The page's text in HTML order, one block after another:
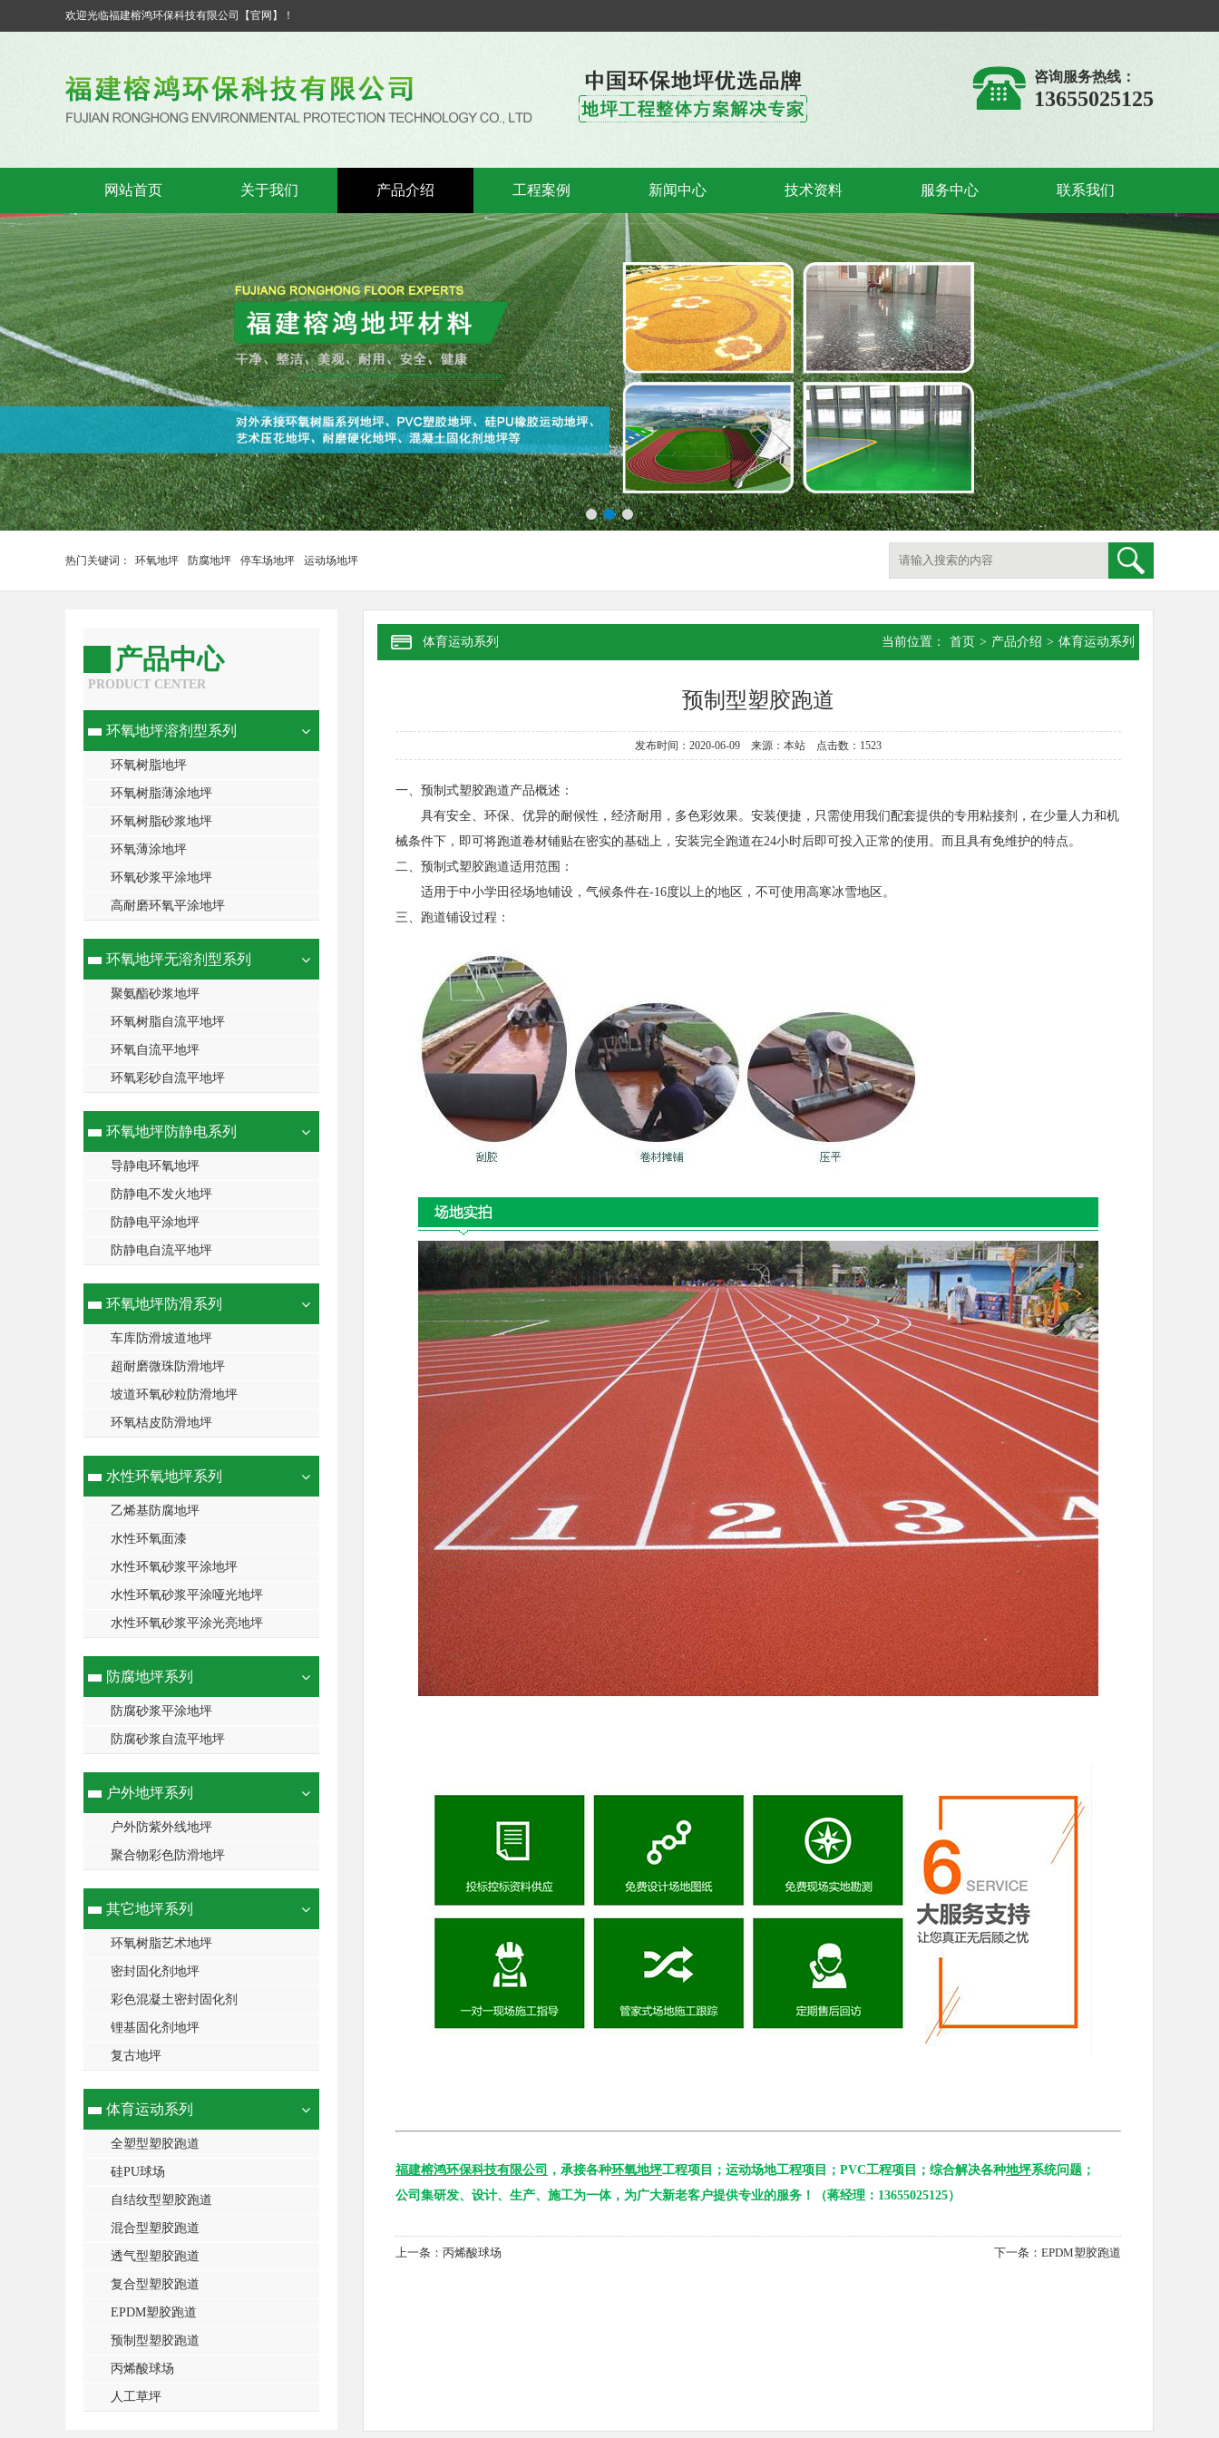
欢迎光临福建榕鸿环保科技有限公司【官网】！
咨询服务热线：
13655025125
网站首页 关于我们 产品介绍 工程案例 新闻中心 技术资料 服务中心 联系我们
热门关键词： 环氧地坪 防腐地坪 停车场地坪 运动场地坪
产品中心
PRODUCT CENTER
环氧地坪溶剂型系列
环氧树脂地坪
环氧树脂薄涂地坪
环氧树脂砂浆地坪
环氧薄涂地坪
环氧砂浆平涂地坪
高耐磨环氧平涂地坪
环氧地坪无溶剂型系列
聚氨酯砂浆地坪
环氧树脂自流平地坪
环氧自流平地坪
环氧彩砂自流平地坪
环氧地坪防静电系列
导静电环氧地坪
防静电不发火地坪
防静电平涂地坪
防静电自流平地坪
环氧地坪防滑系列
车库防滑坡道地坪
超耐磨微珠防滑地坪
坡道环氧砂粒防滑地坪
环氧桔皮防滑地坪
水性环氧地坪系列
乙烯基防腐地坪
水性环氧面漆
水性环氧砂浆平涂地坪
水性环氧砂浆平涂哑光地坪
水性环氧砂浆平涂光亮地坪
防腐地坪系列
防腐砂浆平涂地坪
防腐砂浆自流平地坪
户外地坪系列
户外防紫外线地坪
聚合物彩色防滑地坪
其它地坪系列
环氧树脂艺术地坪
密封固化剂地坪
彩色混凝土密封固化剂
锂基固化剂地坪
复古地坪
体育运动系列
全塑型塑胶跑道
硅PU球场
自结纹型塑胶跑道
混合型塑胶跑道
透气型塑胶跑道
复合型塑胶跑道
EPDM塑胶跑道
预制型塑胶跑道
丙烯酸球场
人工草坪
体育运动系列 当前位置： 首页 > 产品介绍 > 体育运动系列
预制型塑胶跑道
发布时间：2020-06-09 来源：本站 点击数：1523
一、预制式塑胶跑道产品概述：
具有安全、环保、优异的耐候性，经济耐用，多色彩效果。安装便捷，只需使用我们配套提供的专用粘接剂，在少量人力和机
械条件下，即可将跑道卷材铺贴在密实的基础上，安装完全跑道在24小时后即可投入正常的使用。而且具有免维护的特点。
二、预制式塑胶跑道适用范围：
适用于中小学田径场地铺设，气候条件在-16度以上的地区，不可使用高寒冰雪地区。
三、跑道铺设过程：
福建榕鸿环保科技有限公司 ，承接各种环氧地坪工程项目；运动场地工程项目；PVC工程项目；综合解决各种地坪系统问题；
公司集研发、设计、生产、施工为一体，为广大新老客户提供专业的服务！（蒋经理：13655025125）
上一条： 丙烯酸球场 下一条： EPDM塑胶跑道